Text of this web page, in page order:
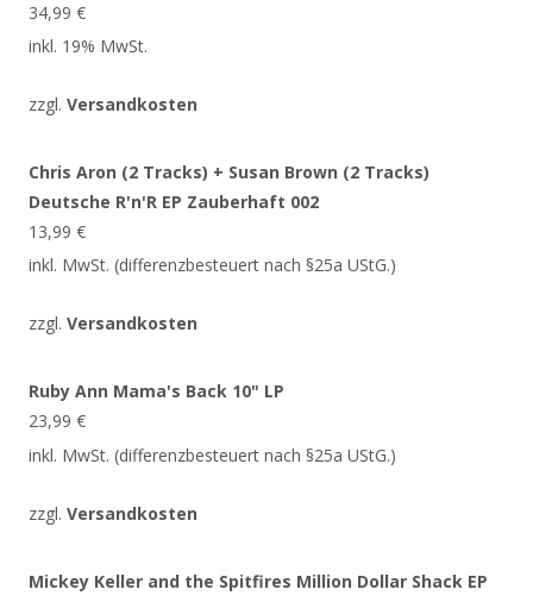
34,99 €
inkl. 19% MwSt.
zzgl. Versandkosten
Chris Aron (2 Tracks) + Susan Brown (2 Tracks)
Deutsche R'n'R EP Zauberhaft 002
13,99 €
inkl. MwSt. (differenzbesteuert nach §25a UStG.)
zzgl. Versandkosten
Ruby Ann Mama's Back 10" LP
23,99 €
inkl. MwSt. (differenzbesteuert nach §25a UStG.)
zzgl. Versandkosten
Mickey Keller and the Spitfires Million Dollar Shack EP